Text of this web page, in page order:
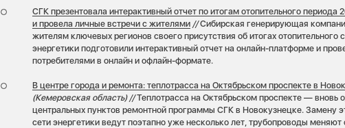
СГК презентовала интерактивный отчет по итогам отопительного периода
и провела личные встречи с жителями //Сибирская генерирующая
жителям ключевых регионов своего присутствия об итогах отопительного
энергетики подготовили интерактивный отчет на онлайн-платформе и
потребителями в онлайн и офлайн-формате.
В центре города и ремонта: теплотрасса на Октябрьском проспекте в
(Кемеровская область) //Теплотрасса на Октябрьском проспекте — вновь
центральных пунктов ремонтной программы СГК в Новокузнецке. Замену
сети энергетики ведут поэтапно уже несколько лет, трубопроводы меняют